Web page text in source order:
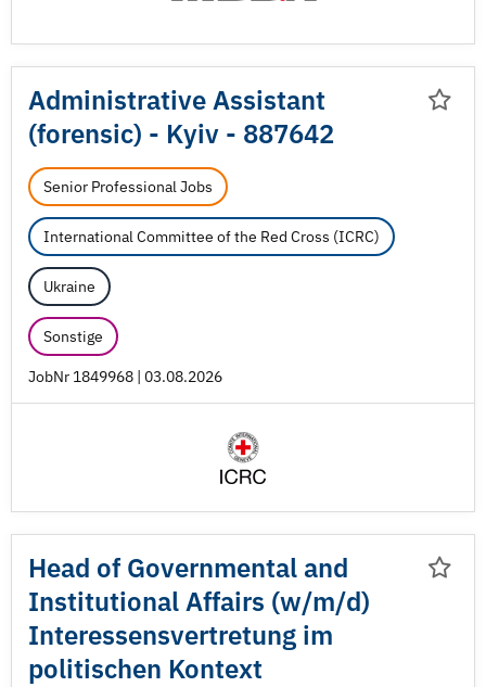
Administrative Assistant
(forensic) - Kyiv - 887642
Senior Professional Jobs
International Committee of the Red Cross (ICRC)
Ukraine
Sonstige
JobNr 1849968 | 03.08.2026
Head of Governmental and
Institutional Affairs (w/m/d)
Interessensvertretung im
politischen Kontext